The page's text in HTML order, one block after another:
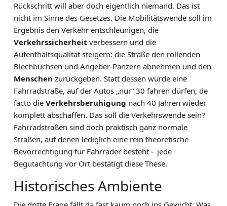
Rückschritt will aber doch eigentlich niemand. Das ist
nicht im Sinne des Gesetzes. Die Mobilitätswende soll im
Ergebnis den Verkehr entschleunigen, die
Verkehrssicherheit verbessern und die
Aufenthaltsqualität steigern: die Straße den rollenden
Blechbüchsen und Angeber-Panzern abnehmen und den
Menschen zurückgeben. Statt dessen würde eine
Fahrradstraße, auf der Autos „nur“ 30 fahren dürfen, de
facto die Verkehrsberuhigung nach 40 Jahren wieder
komplett abschaffen. Das soll die Verkehrswende sein?
Fahrradstraßen sind doch praktisch ganz normale
Straßen, auf denen lediglich eine rein theoretische
Bevorrechtigung für Fahrräder besteht – jede
Begutachtung vor Ort bestätigt diese These.
Historisches Ambiente